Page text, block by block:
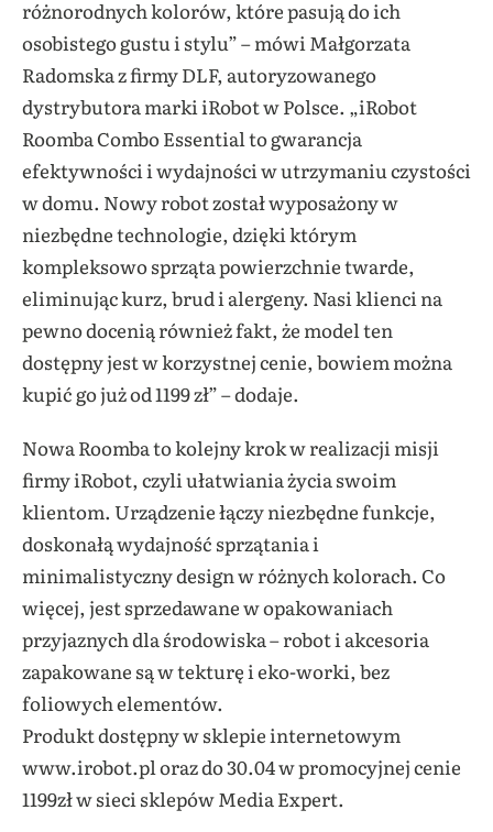
różnorodnych kolorów, które pasują do ich
osobistego gustu i stylu” – mówi Małgorzata
Radomska z firmy DLF, autoryzowanego
dystrybutora marki iRobot w Polsce. „iRobot
Roomba Combo Essential to gwarancja
efektywności i wydajności w utrzymaniu czystości
w domu. Nowy robot został wyposażony w
niezbędne technologie, dzięki którym
kompleksowo sprząta powierzchnie twarde,
eliminując kurz, brud i alergeny. Nasi klienci na
pewno docenią również fakt, że model ten
dostępny jest w korzystnej cenie, bowiem można
kupić go już od 1199 zł” – dodaje.
Nowa Roomba to kolejny krok w realizacji misji
firmy iRobot, czyli ułatwiania życia swoim
klientom. Urządzenie łączy niezbędne funkcje,
doskonałą wydajność sprzątania i
minimalistyczny design w różnych kolorach. Co
więcej, jest sprzedawane w opakowaniach
przyjaznych dla środowiska – robot i akcesoria
zapakowane są w tekturę i eko-worki, bez
foliowych elementów.
Produkt dostępny w sklepie internetowym
www.irobot.pl oraz do 30.04 w promocyjnej cenie
1199zł w sieci sklepów Media Expert.